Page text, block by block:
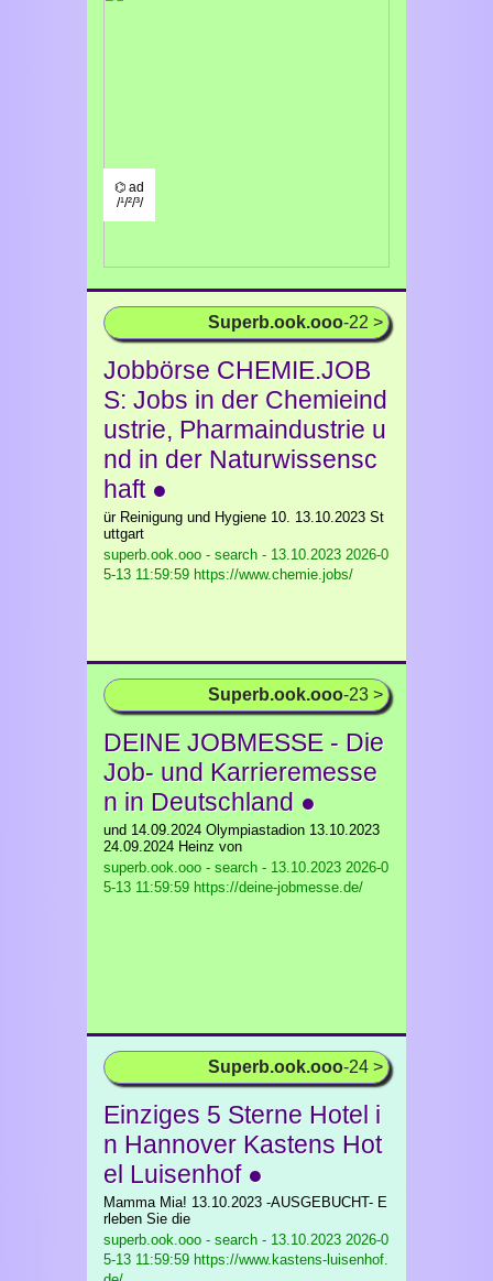
⌬ ad
/¹/²/³/
Superb.ook.ooo-22 >
Jobbörse CHEMIE.JOB
S: Jobs in der Chemieind
ustrie, Pharmaindustrie u
nd in der Naturwissensc
haft ●
ür Reinigung und Hygiene 10. 13.10.2023 St
uttgart
superb.ook.ooo - search - 13.10.2023 2026-0
5-13 11:59:59 https://www.chemie.jobs/
Superb.ook.ooo-23 >
DEINE JOBMESSE - Die
Job- und Karrieremesse
n in Deutschland ●
und 14.09.2024 Olympiastadion 13.10.2023
24.09.2024 Heinz von
superb.ook.ooo - search - 13.10.2023 2026-0
5-13 11:59:59 https://deine-jobmesse.de/
Superb.ook.ooo-24 >
Einziges 5 Sterne Hotel i
n Hannover Kastens Hot
el Luisenhof ●
Mamma Mia! 13.10.2023 -AUSGEBUCHT- E
rleben Sie die
superb.ook.ooo - search - 13.10.2023 2026-0
5-13 11:59:59 https://www.kastens-luisenhof.